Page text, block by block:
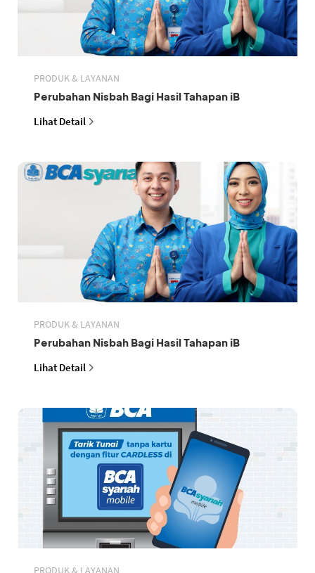
PRODUK & LAYANAN
Perubahan Nisbah Bagi Hasil Tahapan iB
Lihat Detail
PRODUK & LAYANAN
Perubahan Nisbah Bagi Hasil Tahapan iB
Lihat Detail
PRODUK & LAYANAN